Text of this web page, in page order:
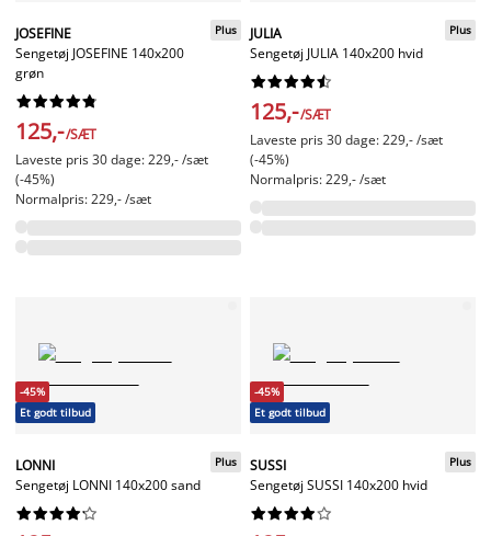
JOSEFINE
Sengetøj JOSEFINE 140x200
grøn
Plus






125,-/SÆT
Laveste pris 30 dage: 229,- /sæt
(-45%)
Normalpris: 229,- /sæt
JULIA
Sengetøj JULIA 140x200 hvid
Plus






125,-/SÆT
Laveste pris 30 dage: 229,- /sæt
(-45%)
Normalpris: 229,- /sæt
-45%
Et godt tilbud
LONNI
Sengetøj LONNI 140x200 sand
Plus






-45%
Et godt tilbud
SUSSI
Sengetøj SUSSI 140x200 hvid
Plus





